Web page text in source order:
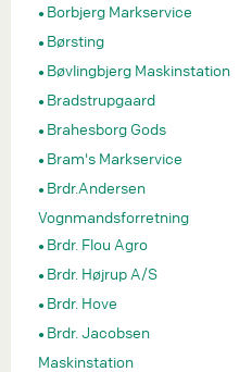
Borbjerg Markservice
Børsting
Bøvlingbjerg Maskinstation
Bradstrupgaard
Brahesborg Gods
Bram's Markservice
Brdr.Andersen
Vognmandsforretning
Brdr. Flou Agro
Brdr. Højrup A/S
Brdr. Hove
Brdr. Jacobsen
Maskinstation